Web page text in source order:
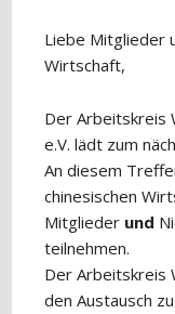
Liebe Mitglieder
Wirtschaft,
Der Arbeitskreis
e.V. lädt zum
An diesem
chinesischen
Mitglieder und
teilnehmen.
Der Arbeitskreis
den Austausch